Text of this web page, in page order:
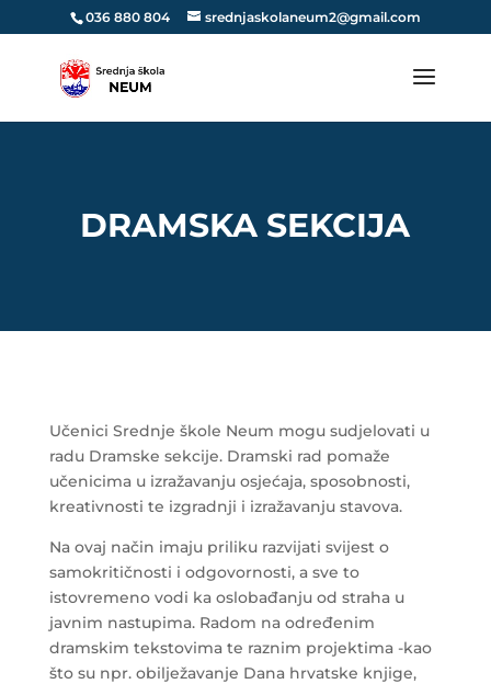
036 880 804 srednjaskolaneum2@gmail.com
DRAMSKA SEKCIJA
Učenici Srednje škole Neum mogu sudjelovati u
radu Dramske sekcije. Dramski rad pomaže
učenicima u izražavanju osjećaja, sposobnosti,
kreativnosti te izgradnji i izražavanju stavova.
Na ovaj način imaju priliku razvijati svijest o
samokritičnosti i odgovornosti, a sve to
istovremeno vodi ka oslobađanju od straha u
javnim nastupima. Radom na određenim
dramskim tekstovima te raznim projektima -kao
što su npr. obilježavanje Dana hrvatske knjige,